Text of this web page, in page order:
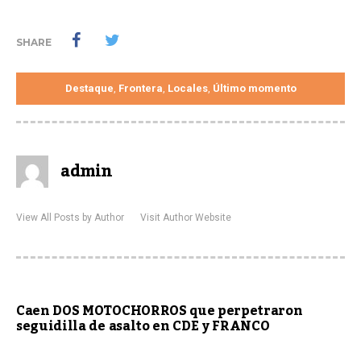
SHARE
Destaque, Frontera, Locales, Último momento
admin
View All Posts by Author Visit Author Website
Caen DOS MOTOCHORROS que perpetraron
seguidilla de asalto en CDE y FRANCO